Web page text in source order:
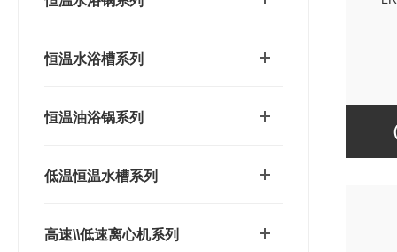
恒温水浴槽系列
恒温油浴锅系列
低温恒温水槽系列
高速\\低速离心机系列